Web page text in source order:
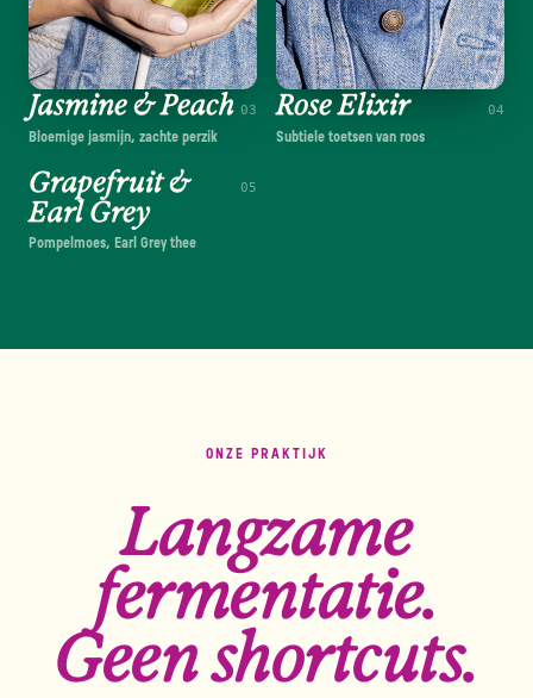
Jasmine & Peach 03
Bloemige jasmijn, zachte perzik
Rose Elixir
04
Subtiele toetsen van roos
Grapefruit &
Earl Grey
05
Pompelmoes, Earl Grey thee
ONZE PRAKTIJK
Langzame
fermentatie.
Geen shortcuts.